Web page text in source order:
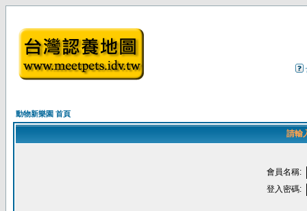
動物新樂園 首頁
請輸
會員名稱:
登入密碼: